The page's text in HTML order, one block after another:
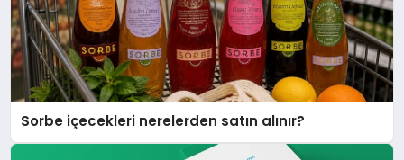
Sorbe içecekleri nerelerden satın alınır?